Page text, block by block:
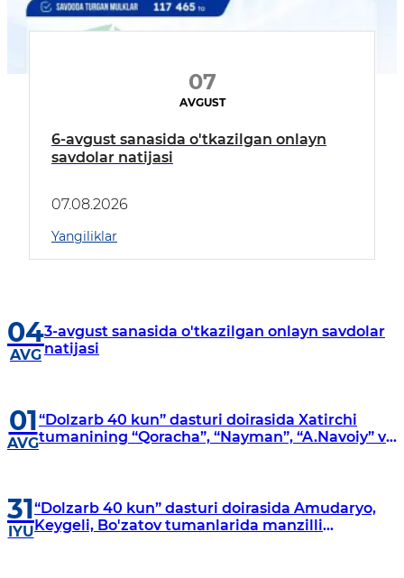
07
AVGUST
6-avgust sanasida o'tkazilgan onlayn
savdolar natijasi
07.08.2026
Yangiliklar
04
AVG
3-avgust sanasida o'tkazilgan onlayn savdolar
natijasi
01
AVG
“Dolzarb 40 kun” dasturi doirasida Xatirchi
tumanining “Qoracha”, “Nayman”, “A.Navoiy” va
31
IYU
“Dolzarb 40 kun” dasturi doirasida Amudaryo,
Keygeli, Bo'zatov tumanlarida manzilli